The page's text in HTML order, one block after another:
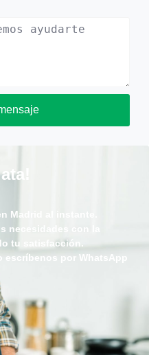
Madrid al instante.
necesidades con la
tu satisfacción.
escríbenos por WhatsApp